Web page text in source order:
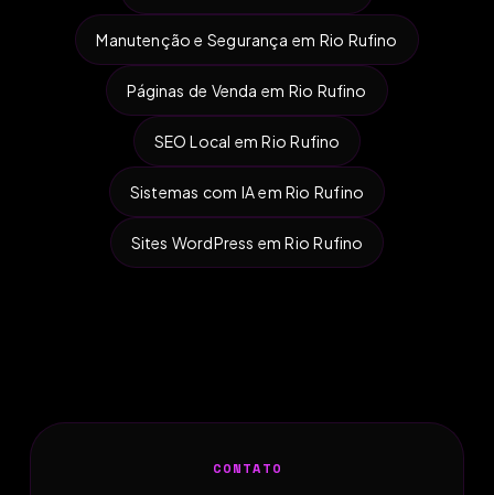
Manutenção e Segurança em Rio Rufino
Páginas de Venda em Rio Rufino
SEO Local em Rio Rufino
Sistemas com IA em Rio Rufino
Sites WordPress em Rio Rufino
CONTATO